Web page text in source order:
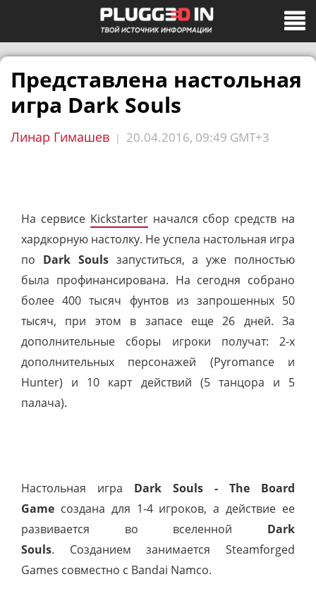
Представлена настольная
игра Dark Souls
Линар Гимашев | 20.04.2016, 09:49 GMT+3
На сервисе Kickstarterначался сбор средств на
хардкорную настолку. Не успела настольная игра
по Dark Soulsзапуститься, а уже полностью
была профинансирована. На сегодня собрано
более 400 тысяч фунтов из запрошенных 50
тысяч, при этом в запасе еще 26 дней. За
дополнительные сборы игроки получат: 2-х
дополнительных персонажей (Pyromance и
Hunter) и 10 карт действий (5 танцора и 5
палача).
Настольная игра Dark Souls - The Board
Game создана для 1-4 игроков, а действие ее
развивается во вселенной Dark
Souls. Созданием занимается Steamforged
Games совместно с Bandai Namco.